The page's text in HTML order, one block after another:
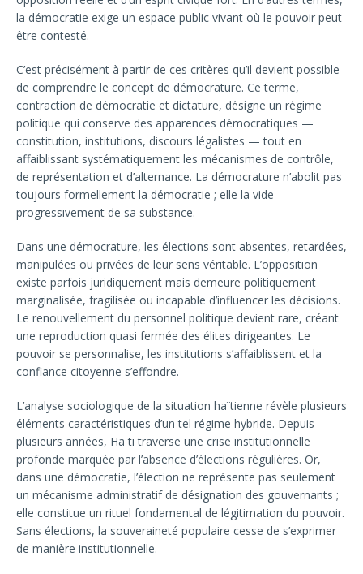
la démocratie exige un espace public vivant où le pouvoir peut
être contesté.
C’est précisément à partir de ces critères qu’il devient possible
de comprendre le concept de démocrature. Ce terme,
contraction de démocratie et dictature, désigne un régime
politique qui conserve des apparences démocratiques —
constitution, institutions, discours légalistes — tout en
affaiblissant systématiquement les mécanismes de contrôle,
de représentation et d’alternance. La démocrature n’abolit pas
toujours formellement la démocratie ; elle la vide
progressivement de sa substance.
Dans une démocrature, les élections sont absentes, retardées,
manipulées ou privées de leur sens véritable. L’opposition
existe parfois juridiquement mais demeure politiquement
marginalisée, fragilisée ou incapable d’influencer les décisions.
Le renouvellement du personnel politique devient rare, créant
une reproduction quasi fermée des élites dirigeantes. Le
pouvoir se personnalise, les institutions s’affaiblissent et la
confiance citoyenne s’effondre.
L’analyse sociologique de la situation haïtienne révèle plusieurs
éléments caractéristiques d’un tel régime hybride. Depuis
plusieurs années, Haïti traverse une crise institutionnelle
profonde marquée par l’absence d’élections régulières. Or,
dans une démocratie, l’élection ne représente pas seulement
un mécanisme administratif de désignation des gouvernants ;
elle constitue un rituel fondamental de légitimation du pouvoir.
Sans élections, la souveraineté populaire cesse de s’exprimer
de manière institutionnelle.